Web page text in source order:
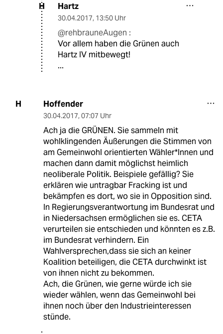
H Hartz
30.04.2017, 13:50 Uhr
@rehbrauneAugen :
Vor allem haben die Grünen auch
Hartz IV mitbewegt!
...
H Hoffender
30.04.2017, 07:07 Uhr
Ach ja die GRÜNEN. Sie sammeln mit
wohlklingenden Äußerungen die Stimmen von
am Gemeinwohl orientierten Wähler*Innen und
machen dann damit möglichst heimlich
neoliberale Politik. Beispiele gefällig? Sie
erklären wie untragbar Fracking ist und
bekämpfen es dort, wo sie in Opposition sind.
In Regierungsverantwortung im Bundesrat und
in Niedersachsen ermöglichen sie es. CETA
verurteilen sie entschieden und könnten es z.B.
im Bundesrat verhindern. Ein
Wahlversprechen,dass sie sich an keiner
Koalition beteiligen, die CETA durchwinkt ist
von ihnen nicht zu bekommen.
Ach, die Grünen, wie gerne würde ich sie
wieder wählen, wenn das Gemeinwohl bei
ihnen noch über den Industrieinteressen
stünde.